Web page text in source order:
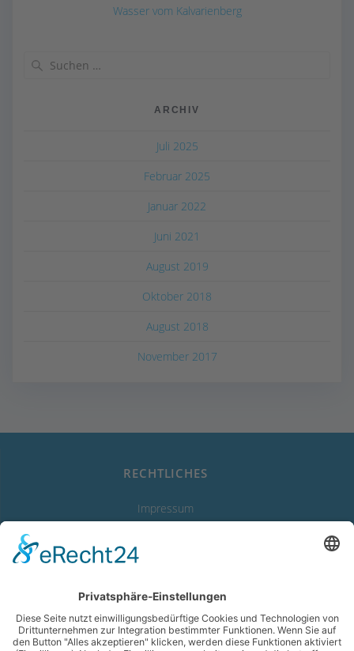
Wasser vom Kalvarienberg
ARCHIV
Juli 2025
Februar 2025
Januar 2022
Juni 2021
August 2019
Oktober 2018
August 2018
November 2017
RECHTLICHES
Impressum
Erklärung zur Barrierefreiheit
LINKS
Abwasserverband